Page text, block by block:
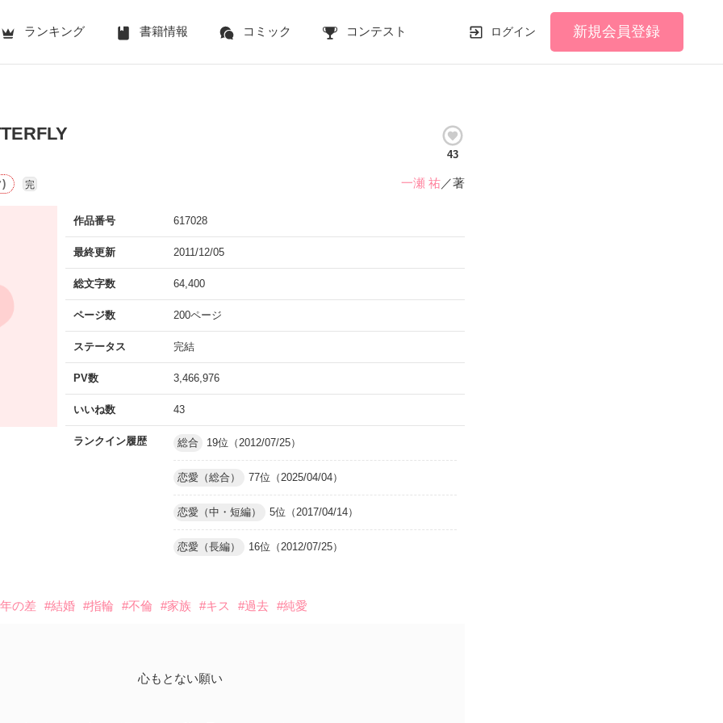
ランキング 書籍情報 コミック コンテスト ログイン 新規会員登録
43
) 完 一瀬 祐／著
作品番号 617028
最終更新 2011/12/05
総文字数 64,400
ページ数 200ページ
ステータス 完結
PV数 3,466,976
いいね数 43
ランクイン履歴 総合 19位（2012/07/25）
恋愛（総合） 77位（2025/04/04）
恋愛（中・短編） 5位（2017/04/14）
恋愛（長編） 16位（2012/07/25）
の差 #結婚 #指輪 #不倫 #家族 #キス #過去 #純愛
心もとない願い